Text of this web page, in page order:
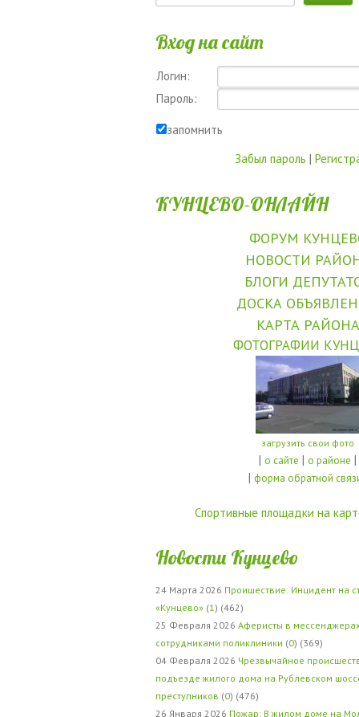
Вход на сайт
Логин:
Пароль:
запомнить
Забыл пароль |
КУНЦЕВО-ОНЛАЙН
ФОРУМ
НОВОСТИ
БЛОГИ
ДОСКА
КАРТА РАЙОНА
ФОТОГРАФИИ
загрузить свои фото
| о сайте | о районе |
| форма обратной
Спортивные площадки на
Новости Кунцево
24 Марта 2026 Проишествие: Инцидент на
«Кунцево» (1 ) (462)
25 Февраля 2026 Аферисты в
сотрудниками поликлиники (0) (369)
04 Февраля 2026 Чрезвычайное
подъезде жилого дома на Рублевском
преступников (0) (476)
26 Января 2026 Пожар: В жилом доме на